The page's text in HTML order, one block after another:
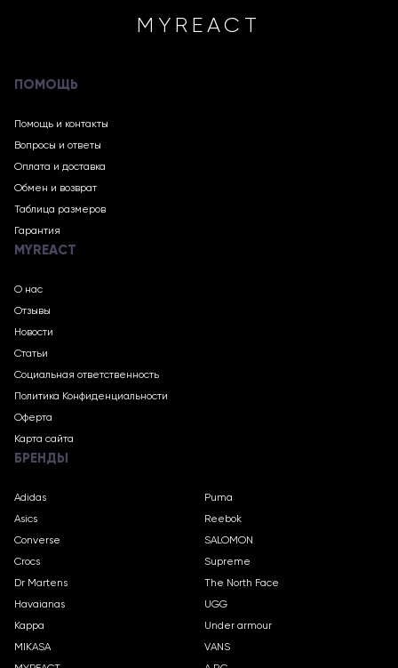
MYREACT
ПОМОЩЬ
Помощь и контакты
Вопросы и ответы
Оплата и доставка
Обмен и возврат
Таблица размеров
Гарантия
MYREACT
О нас
Отзывы
Новости
Статьи
Социальная ответственность
Политика Конфиденциальности
Оферта
Карта сайта
БРЕНДЫ
Adidas
Asics
Converse
Crocs
Dr Martens
Havaianas
Kappa
MIKASA
Puma
Reebok
SALOMON
Supreme
The North Face
UGG
Under armour
VANS